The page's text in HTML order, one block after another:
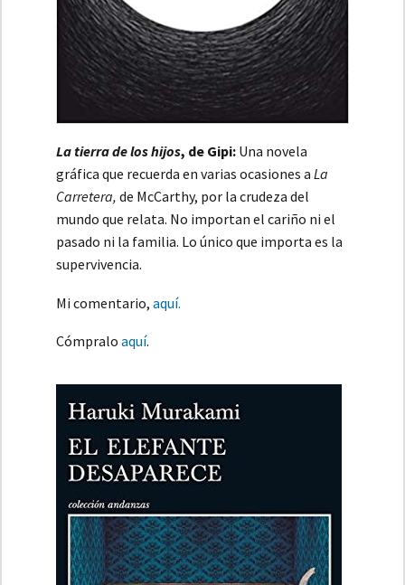
La tierra de los hijos, de Gipi: Una novela
gráfica que recuerda en varias ocasiones a La
Carretera, de McCarthy, por la crudeza del
mundo que relata. No importan el cariño ni el
pasado ni la familia. Lo único que importa es la
supervivencia.
Mi comentario, aquí.
Cómpralo aquí.